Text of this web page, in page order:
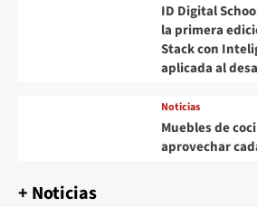
ID Digital
la primera
Stack con
aplicada al
Noticias
Muebles de
aprovechar
+ Noticias